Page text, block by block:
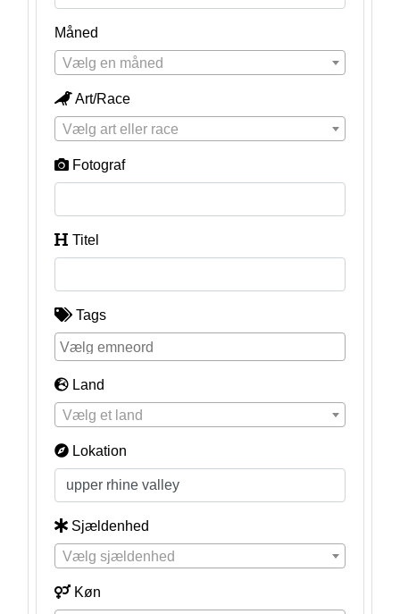
Måned
Vælg en måned
Art/Race
Vælg art eller race
Fotograf
Titel
Tags
Land
Vælg et land
Lokation
Sjældenhed
Vælg sjældenhed
Køn